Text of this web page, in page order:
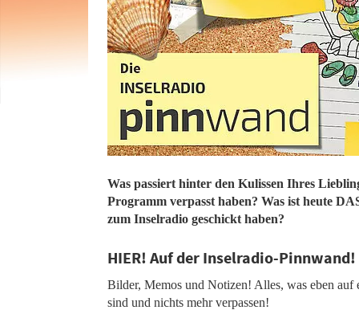
Was passiert hinter den Kulissen Ihres
Programm verpasst haben? Was ist heute
zum Inselradio geschickt haben?
HIER! Auf der Inselradio-Pinnwand!
Bilder, Memos und Notizen! Alles, was eben auf
sind und nichts mehr verpassen!